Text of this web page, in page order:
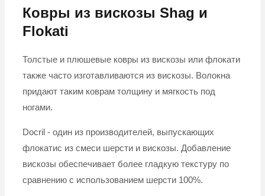
Ковры из вискозы Shag и
Flokati
Толстые и плюшевые ковры из вискозы или флокати
также часто изготавливаются из вискозы. Волокна
придают таким коврам толщину и мягкость под
ногами.
Docril - один из производителей, выпускающих
флокатис из смеси шерсти и вискозы. Добавление
вискозы обеспечивает более гладкую текстуру по
сравнению с использованием шерсти 100%.